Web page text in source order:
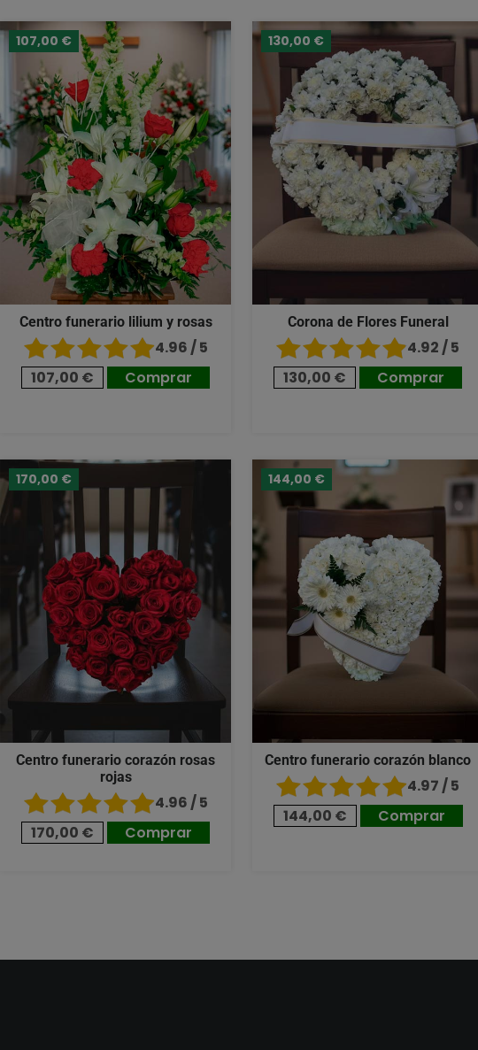
107,00 €
Centro funerario lilium y rosas
4.96 / 5
107,00 €
Comprar
130,00 €
Corona de Flores Funeral
4.92 / 5
130,00 €
Comprar
170,00 €
Centro funerario corazón rosas
rojas
4.96 / 5
170,00 €
Comprar
144,00 €
Centro funerario corazón blanco
4.97 / 5
144,00 €
Comprar